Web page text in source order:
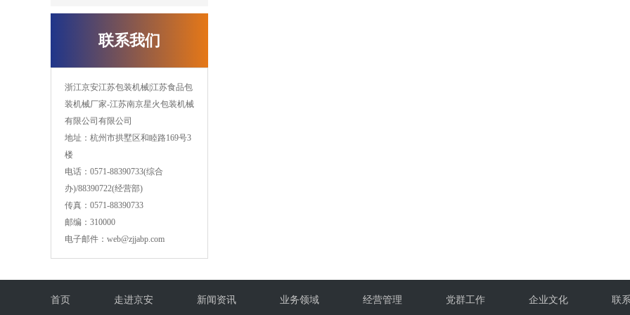
联系我们
浙江京安江苏包装机械|江苏食品包
装机械厂家-江苏南京星火包装机械
有限公司有限公司
地址：杭州市拱墅区和睦路169号3
楼
电话：0571-88390733(综合
办)/88390722(经营部)
传真：0571-88390733
邮编：310000
电子邮件：web@zjjabp.com
首页 走进京安 新闻资讯 业务领域 经营管理 党群工作 企业文化 联